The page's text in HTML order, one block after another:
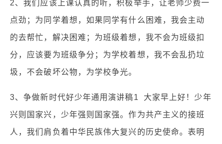
2、我们应该上课认真的听，积极举手，让老师少费一
点劲；为同学着想，如果同学有什么困难，我会主动
的去帮忙，解决困难；为班级着想，我不会为班级扣
分，应该要为班级争分；为学校着想，我不会乱扔垃
圾，不会破坏公物，为学校争光。
3、争做新时代好少年通用演讲稿1 大家早上好！少年
兴则国家兴，少年强则国家强。作为共产主义的接班
人，我们肩负着中华民族伟大复兴的历史使命。表明